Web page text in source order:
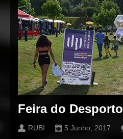
Feira do Desporto
RUBI 5 Junho, 2017